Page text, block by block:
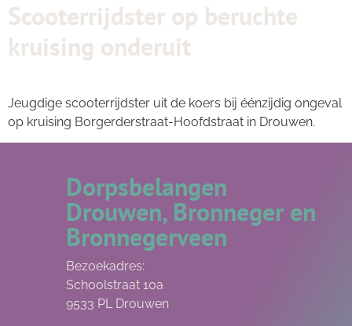
Scooterrijdster op beruchte
kruising onderuit
Jeugdige scooterrijdster uit de koers bij éénzijdig ongeval
op kruising Borgerderstraat-Hoofdstraat in Drouwen.
Dorpsbelangen
Drouwen, Bronneger en
Bronnegerveen
Bezoekadres:
Schoolstraat 10a
9533 PL Drouwen